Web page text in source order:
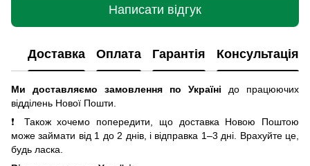
Написати відгук
Доставка Оплата Гарантія Консультація
Ми доставляємо замовлення по Україні
до працюючих
відділень Нової Пошти
❗ Також хочемо попередити, що доставка Новою Поштою
може займати від 1 до 2 днів, і відправка 1–3 дні. Врахуйте це,
будь ласка.